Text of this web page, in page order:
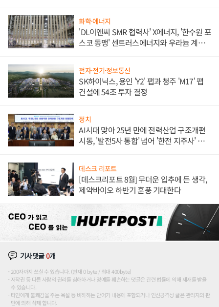
화학·에너지
'DL이앤씨 SMR 협력사' X에너지, '한수원 포
스코 동맹' 센트러스에너지와 우라늄 계약
전자·전기·정보통신
SK하이닉스, 용인 'Y2' 팹과 청주 'M17' 팹
건설에 54조 투자 결정
정치
AI시대 맞아 25년 만에 전력산업 구조개편
시동, '발전5사 통합' 넘어 '한전 지주사' 재편
데스크 리포트
[데스크리포트 8월] 무더운 입추에 든 생각,
제약바이오 하반기 훈풍 기대한다
기사댓글0개
200자까지 쓰실 수 있습니다. (현재 0 byte / 최대 400byte)
저작권 등 다른 사람의 권리를 침해하거나 명예를 훼손하는 댓글은 관련 법률에 의해 제재를 받을
수 있습니다.
타인에게 불쾌감을 주는 욕설 등 비하하는 단어가 내용에 포함되거나 인신공격성 글은 관리자의 판
단에 의해 삭제 합니다.